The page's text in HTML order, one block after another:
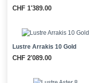
CHF 1'389.00
Lustre Arrakis 10 Gold
CHF 2'089.00